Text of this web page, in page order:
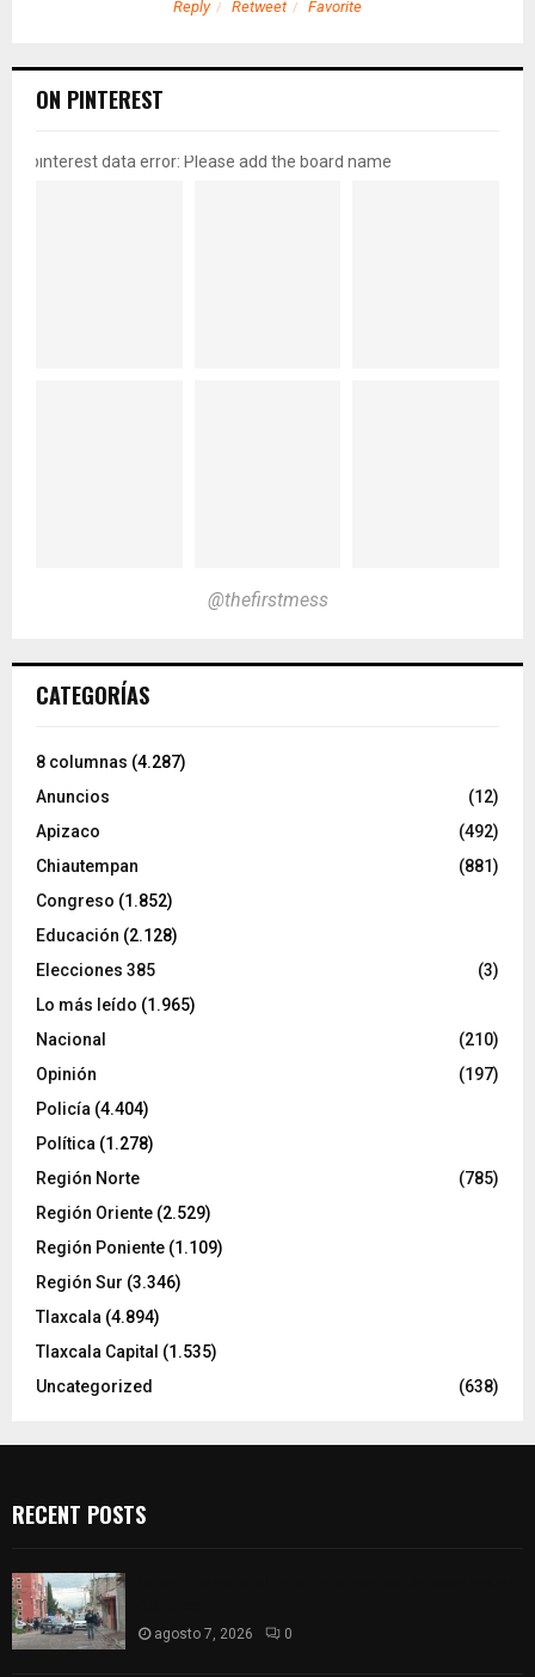
Reply Retweet Favorite
ON PINTEREST
pinterest data error: Please add the board name
@thefirstmess
CATEGORÍAS
8 columnas (4.287)
Anuncios
(12)
Apizaco
(492)
Chiautempan
(881)
Congreso (1.852)
Educación (2.128)
Elecciones 385
(3)
Lo más leído (1.965)
Nacional
(210)
Opinión
(197)
Policía (4.404)
Política (1.278)
Región Norte
(785)
Región Oriente (2.529)
Región Poniente (1.109)
Región Sur (3.346)
Tlaxcala (4.894)
Tlaxcala Capital (1.535)
Uncategorized
(638)
RECENT POSTS
agosto 7, 2026 0